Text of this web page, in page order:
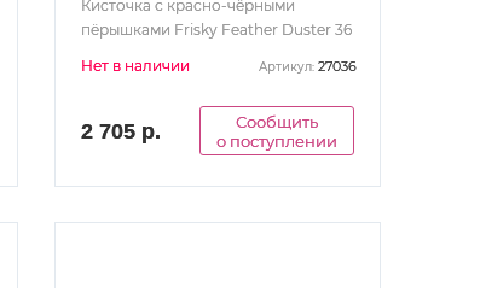
Кисточка с красно-чёрными
пёрышками Frisky Feather Duster 36
Нет в наличии Артикул: 27036
2 705 р.
Сообщить
о поступлении